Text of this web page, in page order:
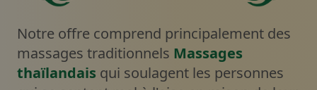
Notre offre comprend principalement des
massages traditionnels Massages
thaïlandais qui soulagent les personnes